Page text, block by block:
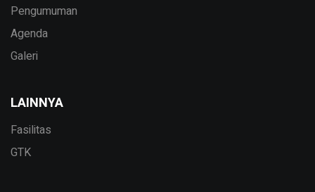
Pengumuman
Agenda
Galeri
LAINNYA
Fasilitas
GTK